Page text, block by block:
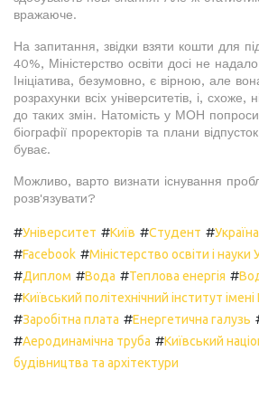
вражаюче.
На запитання, звідки взяти кошти для
40%, Міністерство освіти досі не надало
Ініціатива, безумовно, є вірною, але
розрахунки всіх університетів, і, схоже,
до таких змін. Натомість у МОН
біографії проректорів та плани
буває.
Можливо, варто визнати існування
розв'язувати?
#Університет #Київ #Студент #Україна
#Facebook #Міністерство освіти і науки
#Диплом #Вода #Теплова енергія #
#Київський політехнічний інститут імені
#Заробітна плата #Енергетична галузь
#Аеродинамічна труба #Київський
будівництва та архітектури